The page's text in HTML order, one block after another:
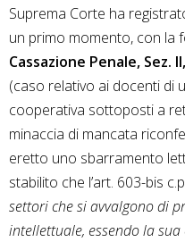
Suprema Corte ha
un primo momento, con la
Cassazione Penale, Sez.
(caso relativo ai docenti di
cooperativa sottoposti a
minaccia di mancata
eretto uno sbarramento
stabilito che l’art. 603-bis
settori che si avvalgono di
intellettuale, essendo la